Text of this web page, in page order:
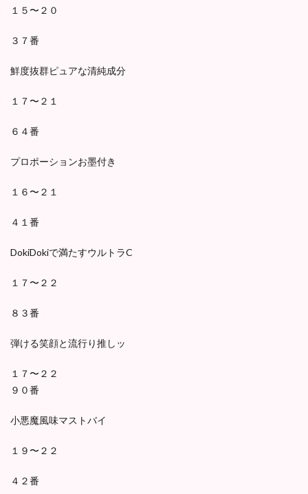
１５〜２０
３７番
鮮度抜群ピュアな清純成分
１７〜２１
６４番
プロポーションお墨付き
１６〜２１
４１番
DokiDokiで満たすウルトラC
１７〜２２
８３番
弾ける笑顔と流行り推しッ
１７〜２２
９０番
小悪魔風味マストバイ
１９〜２２
４２番